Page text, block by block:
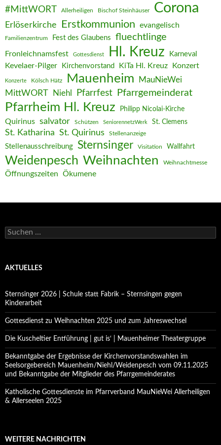
#MittWORT Allerheiligen Bischof Steinhäuser Corona
Erlöserkirche Erstkommunion evangelisch
Familienzentrum Fest des Glaubens fluechtlinge
Fronleichnamsfest Gottesdienst Hl. Kreuz Karneval
Kevelaer-Pilger Kirchenvorstand KiTa Hl. Kreuz Konzert
Konzerte Kölsch Hätz Mauenheim MauNieWei
MittWORT Niehl Pfarrfest Pfarrgemeinderat
Pfarrheim Hl. Kreuz Philipp Nicolai-Kirche
Quirinus salvator Schützen SeniorennetzWerk St. Clemens
St. Katharina St. Quirinus Stellenanzeige
Stellenausschreibung Sternsinger Visitation Wallfahrt
Weidenpesch Weihnachten Weihnachtmesse
Öffnungszeiten Ökumene
Suchen
nach:
AKTUELLES
Sternsinger 2026 | Schule statt Fabrik – Sternsingen gegen
Kinderarbeit
Gottesdienst zu Weihnachten 2025 und zum Jahreswechsel
Die Kuscheltier Entführung | gut is‘ | Mauenheimer Theatergruppe
Bekanntgabe der Ergebnisse der Kirchenvorstandswahlen im
Seelsorgebereich Mauenheim/Niehl/Weidenpesch vom 09.11.2025
und Bekanntgabe der Mitglieder des Pfarrgemeinderates
Katholische Gottesdienste im Pfarrverband MauNieWei Allerheiligen
& Allerseelen 2025
WEITERE NACHRICHTEN